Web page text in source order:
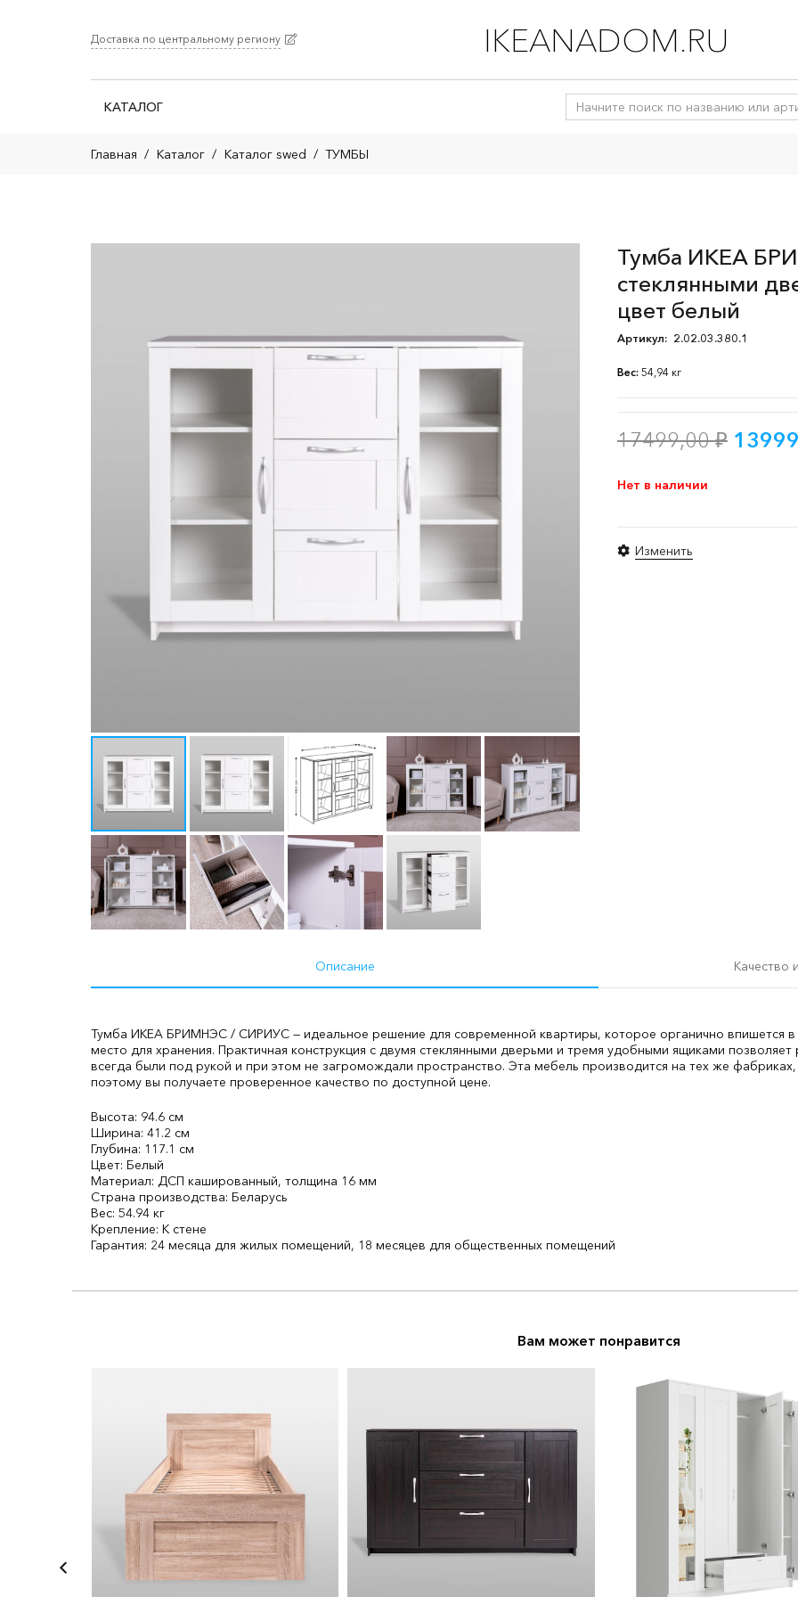
Доставка по центральному региону IKEANADOM.RU
КАТАЛОГ
Главная / Каталог / Каталог swed / ТУМБЫ
Тумба ИКЕА
стеклянными
цвет белый
Артикул: 2.02.03.380.1
Вес: 54,94 кг
17499,00₽
Нет в наличии
Изменить
Описание Качество
Тумба ИКЕА БРИМНЭС / СИРИУС — идеальное решение для современной квартиры, которое органично впишется
место для хранения. Практичная конструкция с двумя стеклянными дверьми и тремя удобными ящиками
всегда были под рукой и при этом не загромождали пространство. Эта мебель производится на тех же
поэтому вы получаете проверенное качество по доступной цене.
Высота: 94.6 см
Ширина: 41.2 см
Глубина: 117.1 см
Цвет: Белый
Материал: ДСП кашированный, толщина 16 мм
Страна производства: Беларусь
Вес: 54.94 кг
Крепление: К стене
Гарантия: 24 месяца для жилых помещений, 18 месяцев для общественных помещений
Вам может понравится